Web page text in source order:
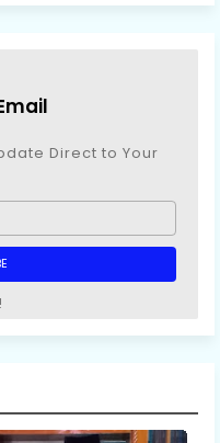
Direct to Your